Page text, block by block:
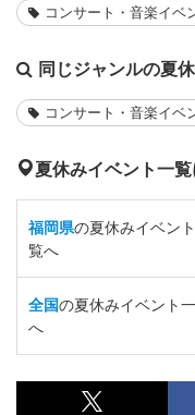
コンサート・音楽イベ
同じジャンルの夏
コンサート・音楽イベ
夏休みイベント一
福岡県の夏休みイベン
覧へ
全国の夏休みイベント
へ